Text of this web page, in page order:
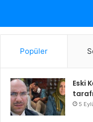
Popüler
Eski
5